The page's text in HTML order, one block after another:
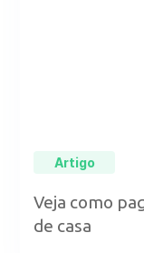
Artigo
Veja como
de casa